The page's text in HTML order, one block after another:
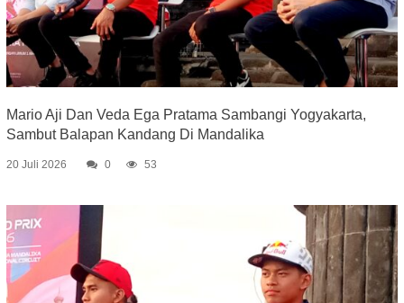
Mario Aji Dan Veda Ega Pratama Sambangi Yogyakarta,
Sambut Balapan Kandang Di Mandalika
20 Juli 2026 0 53